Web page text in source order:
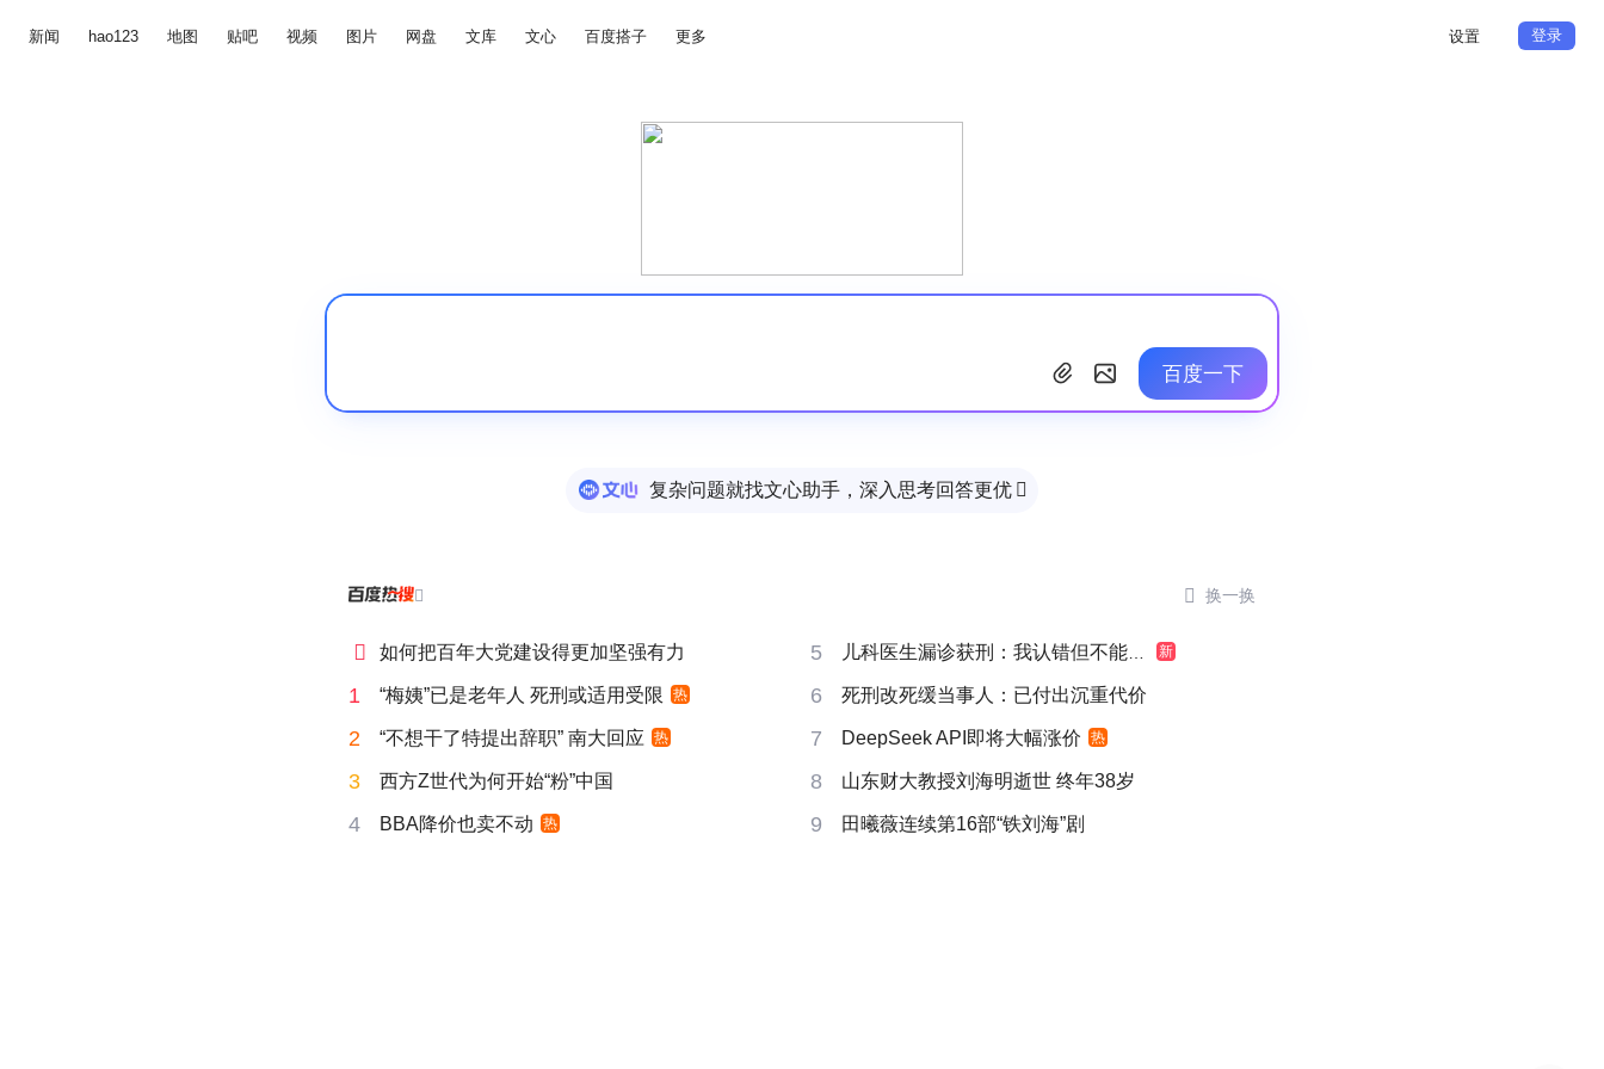
新闻 hao123 地图 贴吧 视频 图片 网盘 文库 文心 百度搭子 更多 设置 登录
百度一下
复杂问题就找文心助手，深入思考回答更优 
  换一换
 如何把百年大党建设得更加坚强有力 5 儿科医生漏诊获刑：我认错但不能认罪 新
1 “梅姨”已是老年人 死刑或适用受限 热 6 死刑改死缓当事人：已付出沉重代价
2 “不想干了特提出辞职” 南大回应 热 7 DeepSeek API即将大幅涨价 热
3 西方Z世代为何开始“粉”中国 8 山东财大教授刘海明逝世 终年38岁
4 BBA降价也卖不动 热 9 田曦薇连续第16部“铁刘海”剧